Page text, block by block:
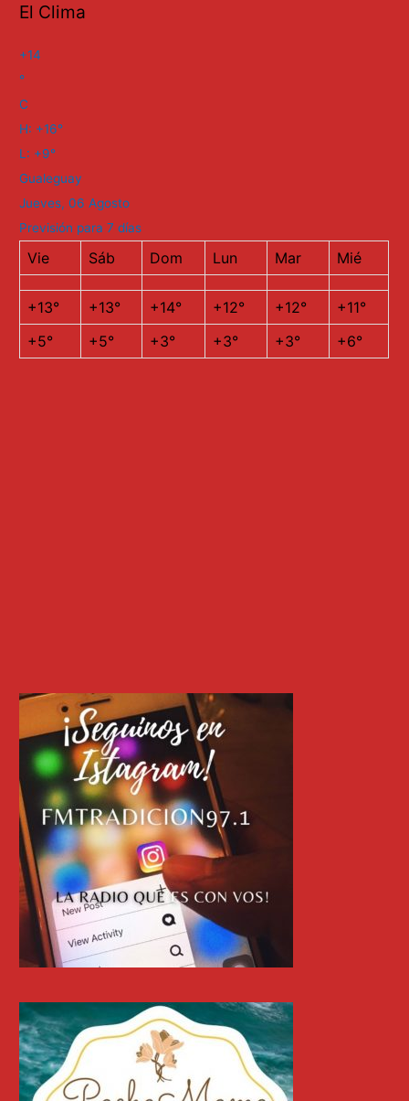
El Clima
+14
°
C
H: +16°
L: +9°
Gualeguay
Jueves, 06 Agosto
Previsión para 7 días
Vie Sáb Dom Lun Mar Mié
+13° +13° +14° +12° +12° +11°
+5° +5° +3° +3° +3° +6°